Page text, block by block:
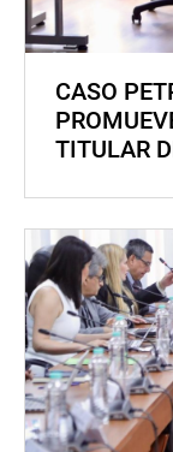
CASO
TITULAR